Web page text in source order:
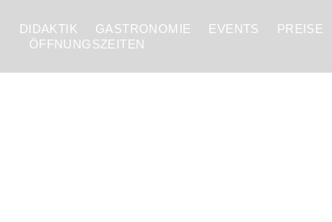
DIDAKTIK GASTRONOMIE EVENTS
PREISE
ÖFFNUNGSZEITEN